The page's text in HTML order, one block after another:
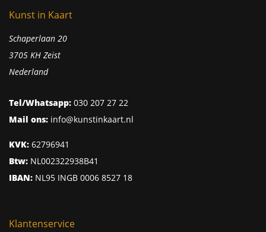
Kunst in Kaart
Schaperlaan 20
3705 KH Zeist
Nederland
Tel/Whatsapp: 030 207 27 22
Mail ons: info@kunstinkaart.nl
KVK: 62796941
Btw: NL002322938B41
IBAN: NL95 INGB 0006 8527 18
Klantenservice